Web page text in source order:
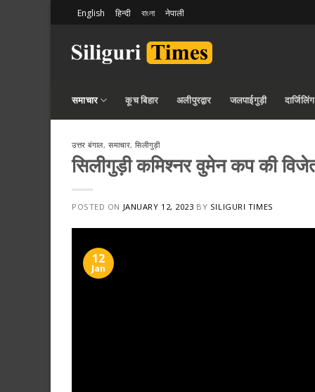
content
English हिन्दी বাংলা नेपाली
समाचार कूच बिहार अलीपुरद्वार जलपाईगुड़ी दार्जिलिंग
उत्तर बंगाल,समाचार,सिलीगुड़ी
सिलीगुड़ी कमिश्नर वुमेन कप की
POSTED ON JANUARY 12, 2023 BY SILIGURI TIMES
12
Jan